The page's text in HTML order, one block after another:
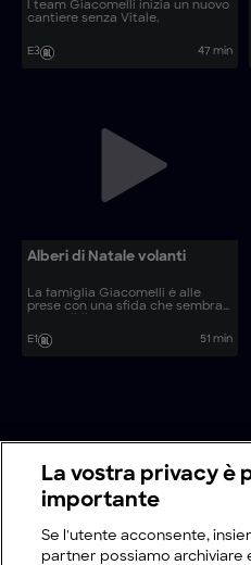
l team Giacomelli inizia un nuovo
cantiere senza Vitale.
E3 47 min
Alberi di Natale volanti
La famiglia Giacomelli è alle
prese con una sfida che sembra
E1
51 min
La vostra privacy è
importante
Se l'utente acconsente,
partner possiamo archiviare